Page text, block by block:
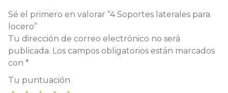
Sé el primero en valorar “4 Soportes laterales para
locero”
Tu dirección de correo electrónico no será
publicada. Los campos obligatorios están marcados
con *
Tu puntuación